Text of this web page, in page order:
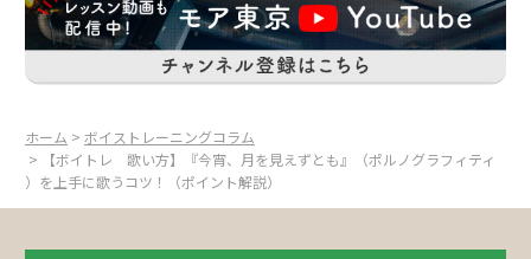
ホーム > ボイストレーニングコラム
> 【ボイトレ 歌い方】『今宵、月を見えずとも』（ポルノグラフィティ
）を上手に歌うコツ！（ポイント解説）